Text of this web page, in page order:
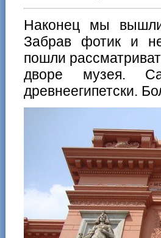
Наконец мы вышли
Забрав фотик и
пошли
дворе музея.
древнеегипетски.